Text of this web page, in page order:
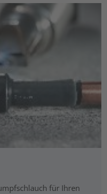
für Ihren